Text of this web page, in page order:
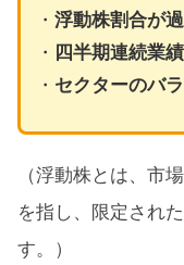
・ 浮動株割合が
・ 四半期連続業
・ セクターのバ
（浮動株とは、市
を指し、限定され
す。）